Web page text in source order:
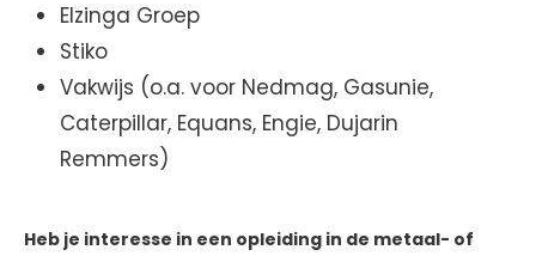
Elzinga Groep
Stiko
Vakwijs (o.a. voor Nedmag, Gasunie,
Caterpillar, Equans, Engie, Dujarin
Remmers)
Heb je interesse in een opleiding in de metaal- of